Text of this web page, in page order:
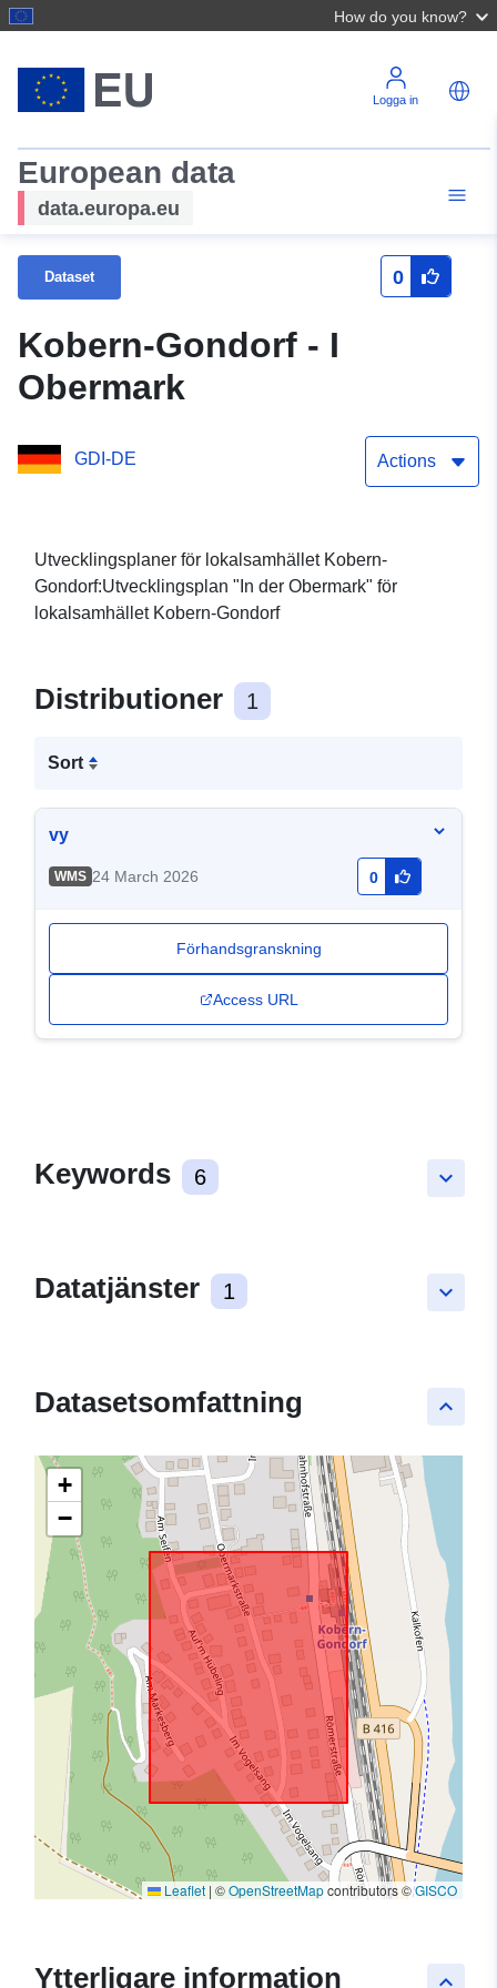
How do you know?
Logga in
European data
data.europa.eu
Dataset 0
Kobern-Gondorf - I
Obermark
GDI-DE Actions
Utvecklingsplaner för lokalsamhället Kobern-
Gondorf:Utvecklingsplan "In der Obermark" för
lokalsamhället Kobern-Gondorf
Distributioner 1
Sort
vy
WMS 24 March 2026 0
Förhandsgranskning
Access URL
keyboard_arrow_down
Keywords 6
keyboard_arrow_down
Datatjänster 1
keyboard_arrow_up
Datasetsomfattning
+
−
Leaflet | ©OpenStreetMapcontributors ©GISCO
keyboard_arrow_up
Ytterligare information